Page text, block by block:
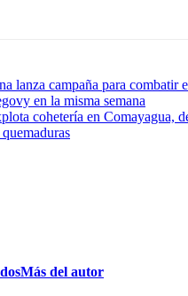
lanza campaña para combatir
en la misma semana
cohetería en Comayagua,
Más del autor